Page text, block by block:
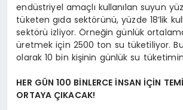
endüstriyel amaçlı kullanılan suyun
tüketen gıda sektörünü, yüzde 18’lik
sektörü izliyor. Örneğin günlük
üretmek için 2500 ton su tüketiliyor.
olarak 10 bin kişinin günlük su
HER GÜN 100 BİNLERCE İNSAN İÇİN
ORTAYA ÇIKACAK!